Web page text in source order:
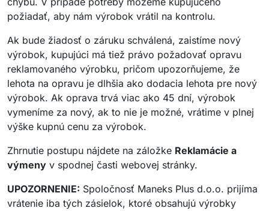
požiadať, aby nám výrobok vrátil na kontrolu.
Ak bude žiadosť o záruku schválená, zaistíme nový
výrobok, kupujúci má tiež právo požadovať opravu
reklamovaného výrobku, pričom upozorňujeme, že
lehota na opravu je dlhšia ako dodacia lehota pre nový
výrobok. Ak oprava trvá viac ako 45 dní, výrobok
vymeníme za nový, ak to nie je možné, vrátime v plnej
výške kupnú cenu za výrobok.
Zhrnutie postupu nájdete na záložke Reklamácie a
výmeny v spodnej časti webovej stránky.
UPOZORNENIE: Spoločnosť Maneks Plus d.o.o. prijíma
vrátenie iba tých zásielok, ktoré obsahujú výrobky